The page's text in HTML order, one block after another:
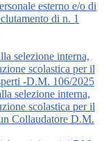
esterno e/o di
di n. 1
selezione interna,
scolastica per il
-D.M. 106/2025
selezione interna,
scolastica per il
Collaudatore D.M.